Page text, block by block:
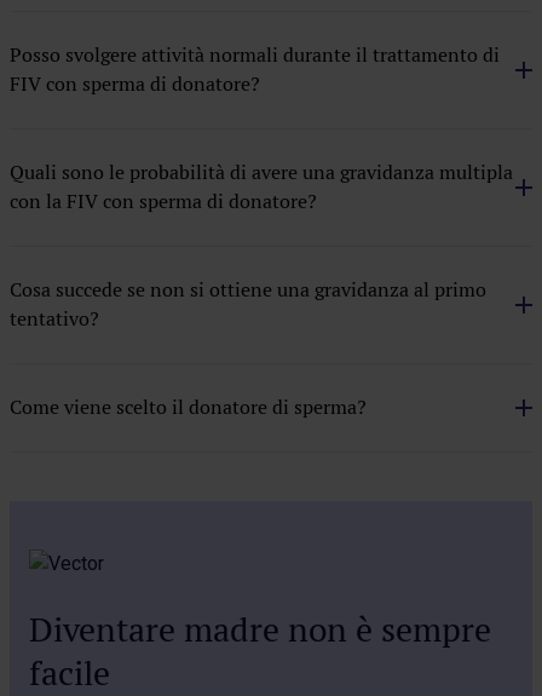
Metodo ROPA
Ricezione di embrione donato
Posso svolgere attività normali durante il trattamento di
FIV con sperma di donatore?
Quali sono le probabilità di avere una gravidanza multipla
con la FIV con sperma di donatore?
Cosa succede se non si ottiene una gravidanza al primo
tentativo?
Come viene scelto il donatore di sperma?
Diventare madre non è sempre
facile